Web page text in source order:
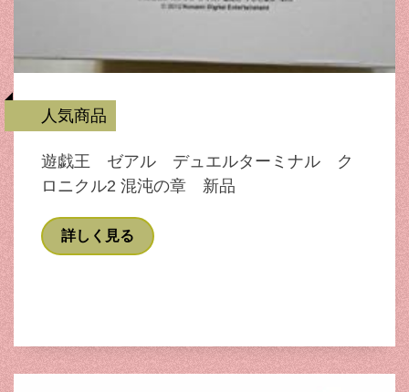
人気商品
遊戯王 ゼアル デュエルターミナル ク
ロニクル2 混沌の章 新品
詳しく見る